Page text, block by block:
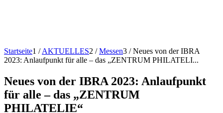
Startseite1 / AKTUELLES2 / Messen3 / Neues von der IBRA
2023: Anlaufpunkt für alle – das „ZENTRUM PHILATELI...
Neues von der IBRA 2023: Anlaufpunkt
für alle – das „ZENTRUM
PHILATELIE“